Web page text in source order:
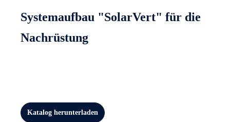
Systemaufbau "SolarVert" für die
Nachrüstung
Katalog herunterladen